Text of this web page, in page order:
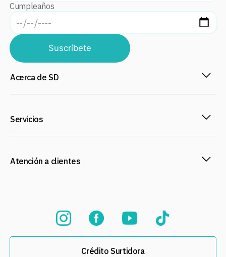
Cumpleaños
Suscríbete
Acerca de SD
Servicios
Atención a clientes
Crédito Surtidora